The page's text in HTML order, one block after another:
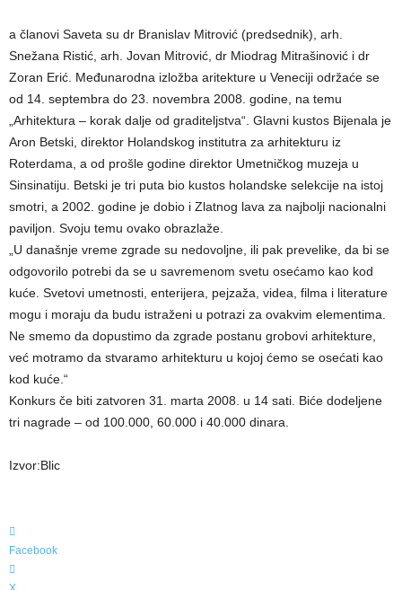
a članovi Saveta su dr Branislav Mitrović (predsednik), arh.
Snežana Ristić, arh. Jovan Mitrović, dr Miodrag Mitrašinović i dr
Zoran Erić. Međunarodna izložba aritekture u Veneciji održaće se
od 14. septembra do 23. novembra 2008. godine, na temu
„Arhitektura – korak dalje od graditeljstva“. Glavni kustos Bijenala je
Aron Betski, direktor Holandskog institutra za arhitekturu iz
Roterdama, a od prošle godine direktor Umetničkog muzeja u
Sinsinatiju. Betski je tri puta bio kustos holandske selekcije na istoj
smotri, a 2002. godine je dobio i Zlatnog lava za najbolji nacionalni
paviljon. Svoju temu ovako obrazlaže.
„U današnje vreme zgrade su nedovoljne, ili pak prevelike, da bi se
odgovorilo potrebi da se u savremenom svetu osećamo kao kod
kuće. Svetovi umetnosti, enterijera, pejzaža, videa, filma i literature
mogu i moraju da budu istraženi u potrazi za ovakvim elementima.
Ne smemo da dopustimo da zgrade postanu grobovi arhitekture,
već motramo da stvaramo arhitekturu u kojoj ćemo se osećati kao
kod kuće.“
Konkurs če biti zatvoren 31. marta 2008. u 14 sati. Biće dodeljene
tri nagrade – od 100.000, 60.000 i 40.000 dinara.
Izvor:Blic
Facebook